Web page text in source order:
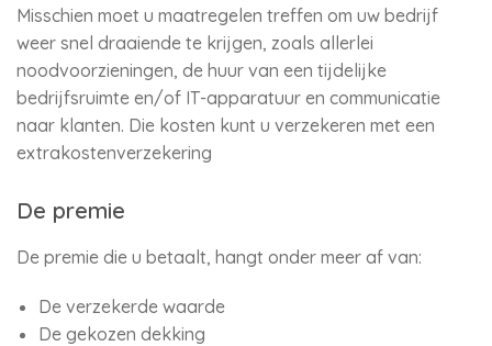
Misschien moet u maatregelen treffen om uw bedrijf
weer snel draaiende te krijgen, zoals allerlei
noodvoorzieningen, de huur van een tijdelijke
bedrijfsruimte en/of IT-apparatuur en communicatie
naar klanten. Die kosten kunt u verzekeren met een
extrakostenverzekering
De premie
De premie die u betaalt, hangt onder meer af van:
De verzekerde waarde
De gekozen dekking